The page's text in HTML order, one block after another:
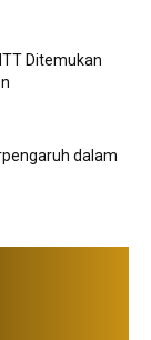
Ditemukan
dalam